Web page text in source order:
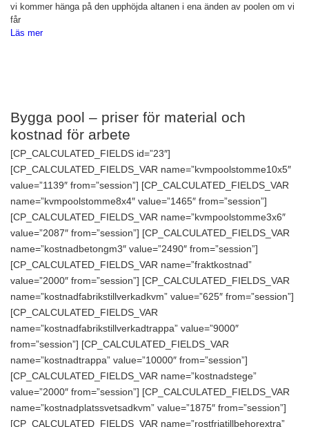
vi kommer hänga på den upphöjda altanen i ena änden av poolen om vi
får
Läs mer
Bygga pool – priser för material och
kostnad för arbete
[CP_CALCULATED_FIELDS id=”23″]
[CP_CALCULATED_FIELDS_VAR name=”kvmpoolstomme10x5″
value=”1139″ from=”session”] [CP_CALCULATED_FIELDS_VAR
name=”kvmpoolstomme8x4″ value=”1465″ from=”session”]
[CP_CALCULATED_FIELDS_VAR name=”kvmpoolstomme3x6″
value=”2087″ from=”session”] [CP_CALCULATED_FIELDS_VAR
name=”kostnadbetongm3″ value=”2490″ from=”session”]
[CP_CALCULATED_FIELDS_VAR name=”fraktkostnad”
value=”2000″ from=”session”] [CP_CALCULATED_FIELDS_VAR
name=”kostnadfabrikstillverkadkvm” value=”625″ from=”session”]
[CP_CALCULATED_FIELDS_VAR
name=”kostnadfabrikstillverkadtrappa” value=”9000″
from=”session”] [CP_CALCULATED_FIELDS_VAR
name=”kostnadtrappa” value=”10000″ from=”session”]
[CP_CALCULATED_FIELDS_VAR name=”kostnadstege”
value=”2000″ from=”session”] [CP_CALCULATED_FIELDS_VAR
name=”kostnadplatssvetsadkvm” value=”1875″ from=”session”]
[CP_CALCULATED_FIELDS_VAR name=”rostfriatillbehorextra”